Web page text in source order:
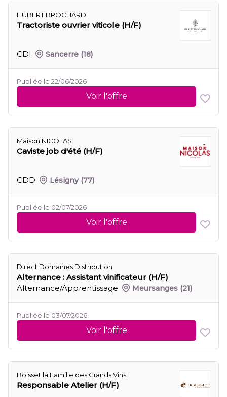
HUBERT BROCHARD
Tractoriste ouvrier viticole (H/F)
CDI Sancerre (18)
Publiée le 22/06/2026
Voir l'offre
Maison NICOLAS
Caviste job d'été (H/F)
CDD Lésigny (77)
Publiée le 02/07/2026
Voir l'offre
Direct Domaines Distribution
Alternance : Assistant vinificateur (H/F)
Alternance/Apprentissage
Meursanges (21)
Publiée le 03/07/2026
Voir l'offre
Boisset la Famille des Grands Vins
Responsable Atelier (H/F)